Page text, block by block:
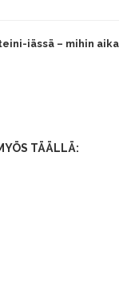
iässä – mihin aika
TÄÄLLÄ: